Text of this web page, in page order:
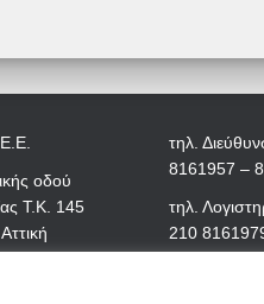
οδού
Τ.Κ. 145
τηλ.
8161957 –
τηλ.
210